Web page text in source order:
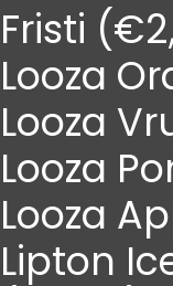
Fristi
Looza
Looza
Looza
Looza
Lipton